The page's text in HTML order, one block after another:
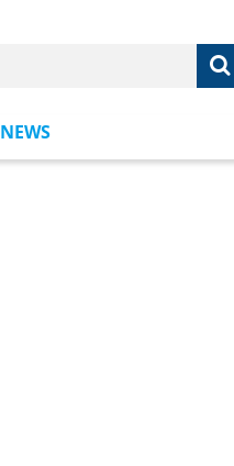
NEWS